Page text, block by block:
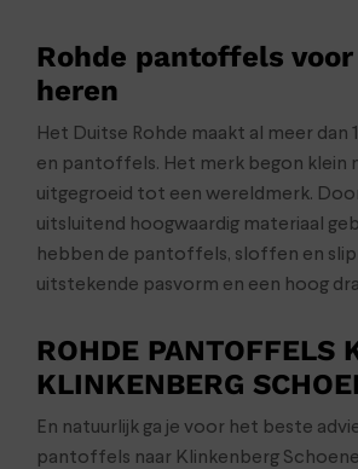
Rohde pantoffels
heren
Het Duitse Rohde maakt al meer dan
en pantoffels. Het merk begon klein
uitgegroeid tot een wereldmerk.
uitsluitend hoogwaardig materiaal
hebben de pantoffels, sloffen en
uitstekende pasvorm en een hoog
ROHDE PANTOFFELS
KLINKENBERG
En natuurlijk ga je voor het beste
pantoffels naar Klinkenberg